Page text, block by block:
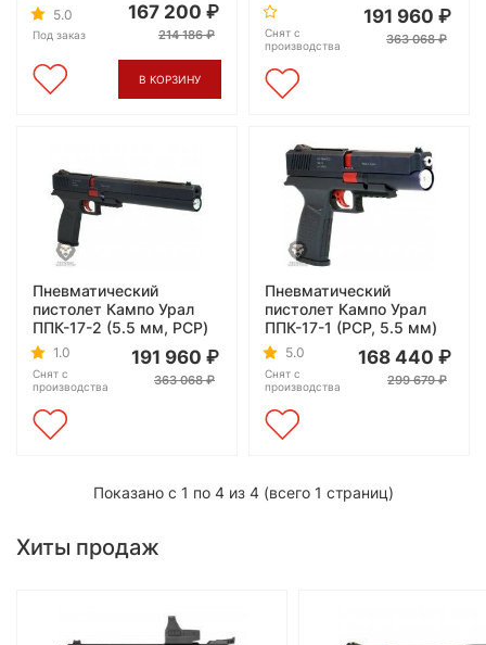
5.0
Под заказ
167 200
214 186
В КОРЗИНУ
Снят с
производства
191 960
363 068
Пневматический
пистолет Кампо Урал
ППК-17-2 (5.5 мм, PCP)
1.0
Снят с
производства
191 960
363 068
Пневматический
пистолет Кампо Урал
ППК-17-1 (PCP, 5.5 мм)
5.0
Снят с
производства
168 440
299 679
Показано с 1 по 4 из 4 (всего 1 страниц)
Хиты продаж